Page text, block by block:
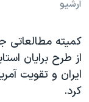
آرشیو پخش زنده
مجموعه مستندهای
دادگاه حمید نوری
چهل سال
قانون شفافیت
آرشیو
کمیته مطالعاتی
از طرح برایان
ایران و تقویت
کرد.